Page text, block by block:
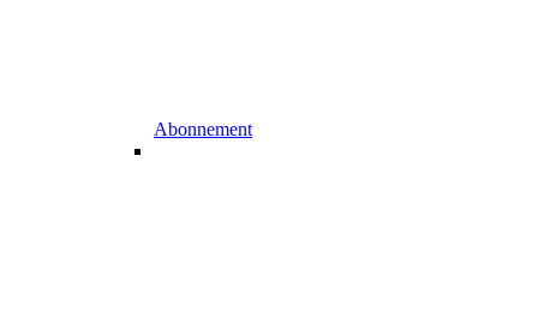
Abonnement